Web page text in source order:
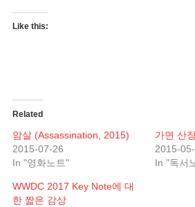
Like this:
Related
암살 (Assassination, 2015)
2015-07-26
In "영화노트"
가면 산
2015-
In "독서
WWDC 2017 Key Note에 대
한 짧은 감상